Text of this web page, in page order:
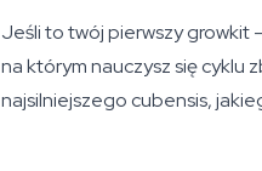
Jeśli to twój pierwszy growkit
na którym nauczysz się cyklu
najsilniejszego cubensis,